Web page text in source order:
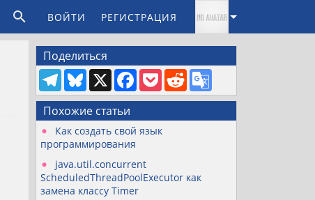
ВОЙТИ РЕГИСТРАЦИЯ
Поделиться
T
e
l
e
g
r
a
m
B
l
u
e
s
k
y
X F
a
c
b
o
P
o
c
e
t
R
e
d
i
o
l
Похожие статьи
Как создать свой язык
программирования
java.util.concurrent
ScheduledThreadPoolExecutor как
замена классу Timer